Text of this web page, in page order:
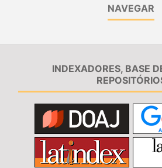
NAVEGAR
INDEXADORES, BASE